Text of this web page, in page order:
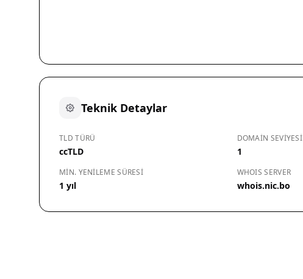
Teknik Detaylar
TLD TÜRÜ
ccTLD
DOMAIN SEVIYESI
1
MIN. YENILEME SÜRESI
1 yıl
WHOIS SERVER
whois.nic.bo